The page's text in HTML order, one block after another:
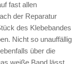
fast allen
der Reparatur
des Klebebandes
Nicht so unauffällig
über die
weiße Band lässt